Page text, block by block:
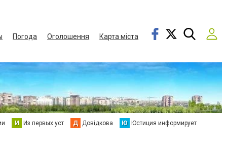
Погода Оголошення Карта міста
И Из первых уст Д Довідкова Ю Юстиция информирует